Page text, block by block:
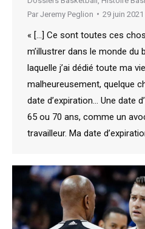
Par Jeremy Peglion 29 juin 2021
« […] Ce sont toutes ces
m’illustrer dans le monde du
laquelle j’ai dédié toute ma
malheureusement, quelque
date d’expiration… Une date
65 ou 70 ans, comme un
travailleur. Ma date